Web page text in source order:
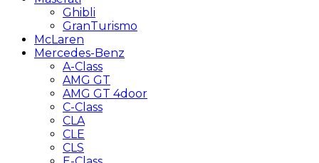
Ghibli
GranTurismo
McLaren
Mercedes-Benz
A-Class
AMG GT
AMG GT 4door
C-Class
CLA
CLE
CLS